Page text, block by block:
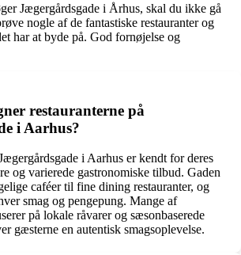
Jægergårdsgade i Århus, skal du ikke gå
nogle af de fantastiske restauranter og
har at byde på. God fornøjelse og
restauranterne på
i Aarhus?
i Aarhus er kendt for deres
og varierede gastronomiske tilbud. Gaden
caféer til fine dining restauranter, og
smag og pengepung. Mange af
på lokale råvarer og sæsonbaserede
gæsterne en autentisk smagsoplevelse.